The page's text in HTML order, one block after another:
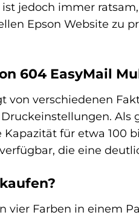
jedoch immer
Epson Website zu
604 EasyMail
verschiedenen
Als
für etwa 100
die eine
vier Farben in einem